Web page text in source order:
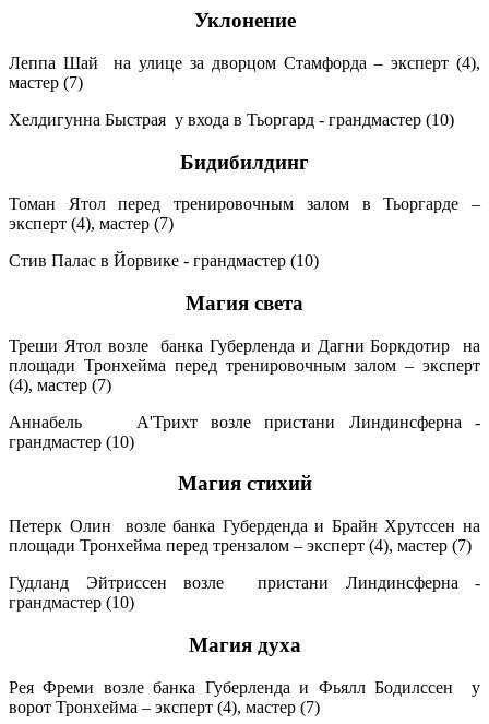
Уклонение
Леппа Шай на улице за дворцом Стамфорда – эксперт (4),
мастер (7)
Хелдигунна Быстрая у входа в Тьоргард - грандмастер (10)
Бидибилдинг
Томан Ятол перед тренировочным залом в Тьоргарде –
эксперт (4), мастер (7)
Стив Палас в Йорвике - грандмастер (10)
Магия света
Треши Ятол возле банка Губерленда и Дагни Боркдотир на
площади Тронхейма перед тренировочным залом – эксперт
(4), мастер (7)
Аннабель A'Трихт возле пристани Линдинсферна -
грандмастер (10)
Магия стихий
Петерк Олин возле банка Губерденда и Брайн Хрутссен на
площади Тронхейма перед трензалом – эксперт (4), мастер (7)
Гудланд Эйтриссен возле пристани Линдинсферна -
грандмастер (10)
Магия духа
Рея Фреми возле банка Губерленда и Фьялл Бодилссен у
ворот Тронхейма – эксперт (4), мастер (7)